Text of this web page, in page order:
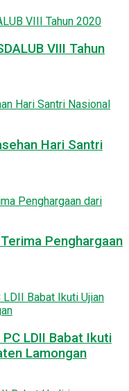
VIII Tahun
Hari Santri
Penghargaan
LDII Babat Ikuti
Lamongan